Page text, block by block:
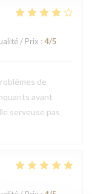
/ Prix : 4/5
de
avant
serveuse pas